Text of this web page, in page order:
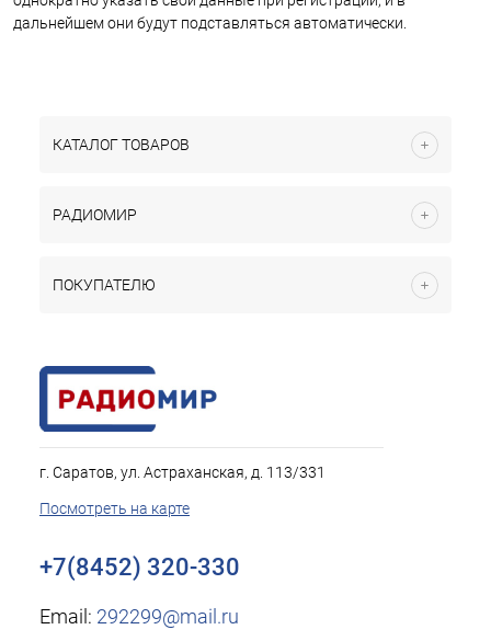
дальнейшем они будут подставляться автоматически.
КАТАЛОГ ТОВАРОВ
РАДИОМИР
ПОКУПАТЕЛЮ
г. Саратов, ул. Астраханская, д. 113/331
Посмотреть на карте
+7(8452) 320-330
Email: 292299@mail.ru